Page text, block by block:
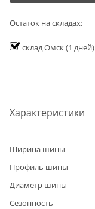
Характеристики
Ширина шины
Профиль шины
Диаметр шины
Сезонность
Остаток на складах:
склад Омск (1 дней)